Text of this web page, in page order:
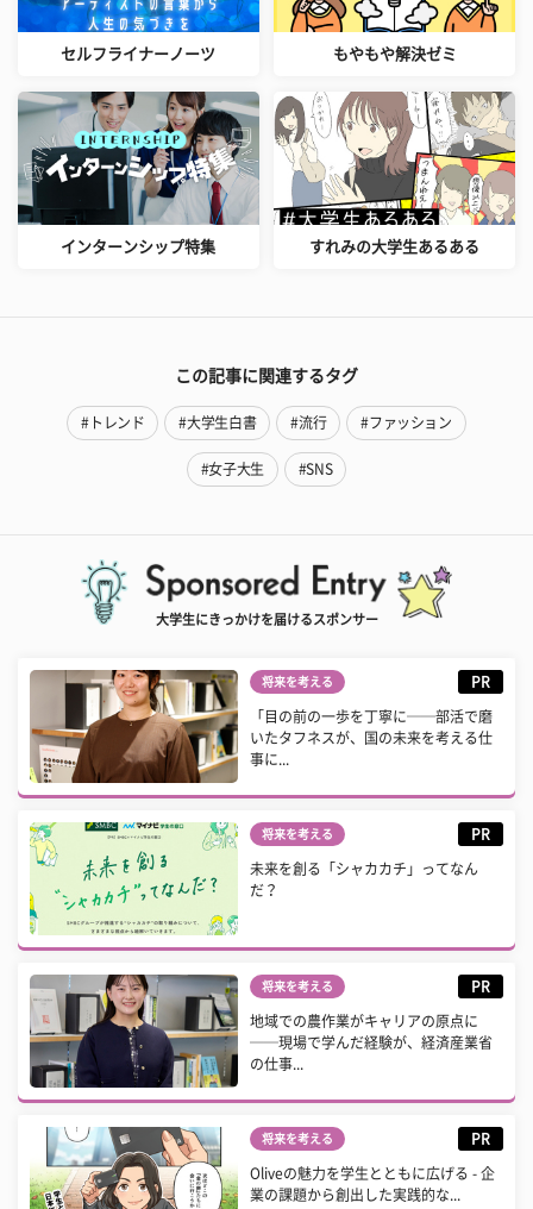
セルフライナーノーツ もやもや解決ゼミ
インターンシップ特集 すれみの大学生あるある
この記事に関連するタグ
#トレンド #大学生白書 #流行 #ファッション
#女子大生 #SNS
大学生にきっかけを届けるスポンサー
将来を考える PR
「目の前の一歩を丁寧に──部活で磨
いたタフネスが、国の未来を考える仕
事に...
将来を考える PR
未来を創る「シャカカチ」ってなん
だ？
将来を考える PR
地域での農作業がキャリアの原点に
──現場で学んだ経験が、経済産業省
の仕事...
将来を考える PR
Oliveの魅力を学生とともに広げる - 企
業の課題から創出した実践的な...